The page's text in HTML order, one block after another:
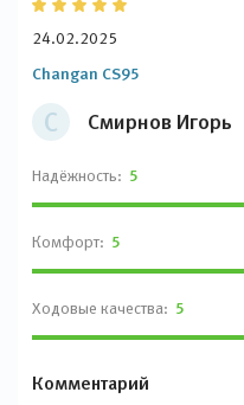
С Смирнов Игорь
Changan CS95
24.02.2025
Надёжность: 5
Комфорт: 5
Ходовые качества: 5
Комментарий